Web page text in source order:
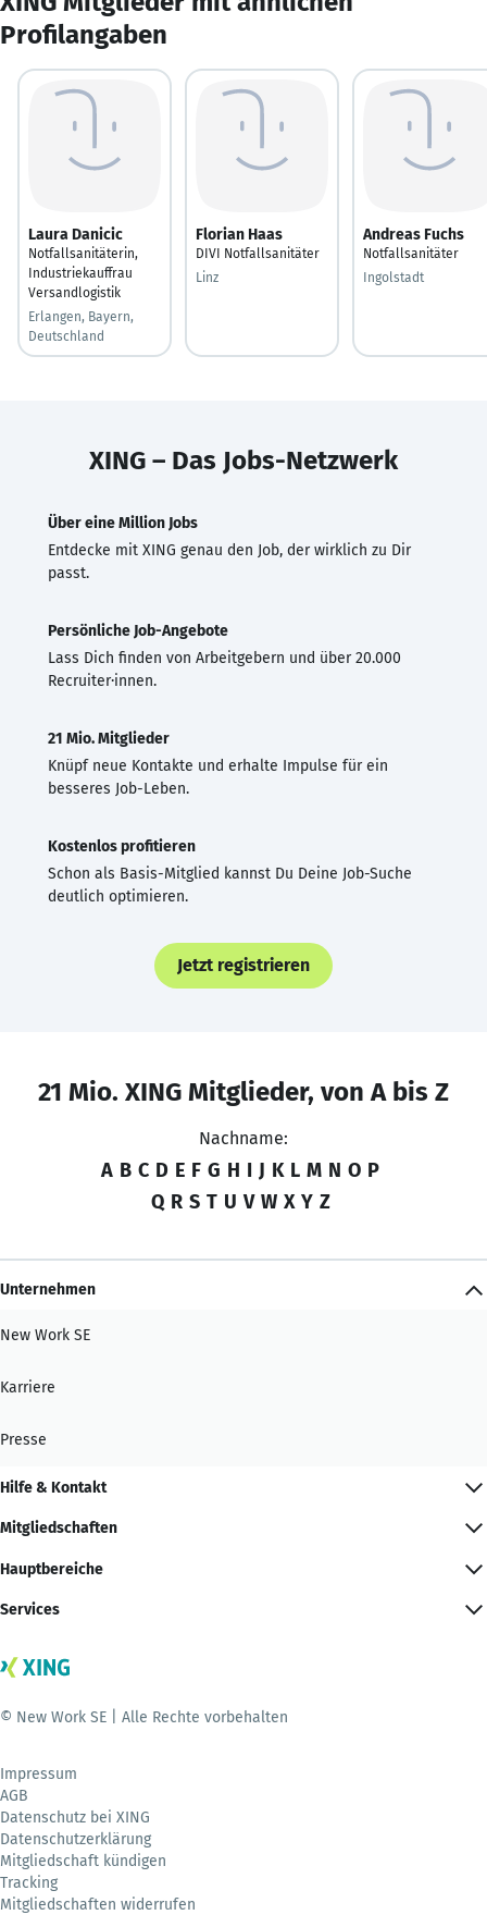
Profilangaben
Laura Danicic
Notfallsanitäterin,
Industriekauffrau
Versandlogistik
Erlangen, Bayern,
Deutschland
Florian Haas
DIVI Notfallsanitäter
Linz
Andreas Fuchs
Notfallsanitäter
Ingolstadt
XING – Das Jobs-Netzwerk
Über eine Million Jobs
Entdecke mit XING genau den Job, der wirklich zu Dir
passt.
Persönliche Job-Angebote
Lass Dich finden von Arbeitgebern und über 20.000
Recruiter·innen.
21 Mio. Mitglieder
Knüpf neue Kontakte und erhalte Impulse für ein
besseres Job-Leben.
Kostenlos profitieren
Schon als Basis-Mitglied kannst Du Deine Job-Suche
deutlich optimieren.
Jetzt registrieren
21 Mio. XING Mitglieder, von A bis Z
Nachname:
A B C D E F G H I J K L M N O P
Q R S T U V W X Y Z
Unternehmen
New Work SE
Karriere
Presse
Hilfe & Kontakt
Mitgliedschaften
Hauptbereiche
Services
© New Work SE | Alle Rechte vorbehalten
Impressum
AGB
Datenschutz bei XING
Datenschutzerklärung
Mitgliedschaft kündigen
Tracking
Mitgliedschaften widerrufen